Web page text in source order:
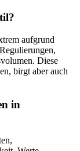
aufgrund
Diese
birgt aber auch
in